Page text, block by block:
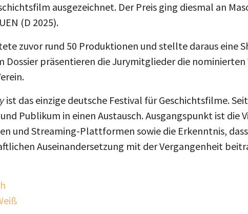
ausgezeichnet. Der Preis ging diesmal an
(D 2025).
zuvor rund 50 Produktionen und stellte daraus eine
Dossier präsentieren die Jurymitglieder die
ist das einzige deutsche Festival für Geschichtsfilme.
Publikum in einen Austausch. Ausgangspunkt ist die
und Streaming-Plattformen sowie die Erkenntnis,
Auseinandersetzung mit der Vergangenheit